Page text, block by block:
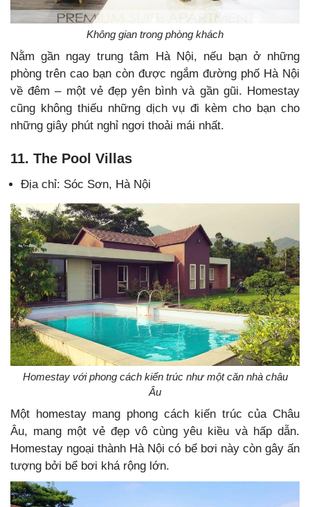
Không gian trong phòng khách
Nằm gần ngay trung tâm Hà Nội, nếu bạn ở những
phòng trên cao bạn còn được ngắm đường phố Hà Nội
về đêm – một vẻ đẹp yên bình và gần gũi. Homestay
cũng không thiếu những dịch vụ đi kèm cho bạn cho
những giây phút nghỉ ngơi thoải mái nhất.
11. The Pool Villas
Địa chỉ: Sóc Sơn, Hà Nội
Homestay với phong cách kiến trúc như một căn nhà châu
Âu
Một homestay mang phong cách kiến trúc của Châu
Âu, mang một vẻ đẹp vô cùng yêu kiều và hấp dẫn.
Homestay ngoại thành Hà Nội có bể bơi này còn gây ấn
tượng bởi bể bơi khá rộng lớn.